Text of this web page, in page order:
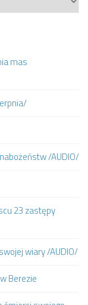
mas
/AUDIO/
23 zastępy
wiary /AUDIO/
Berezie